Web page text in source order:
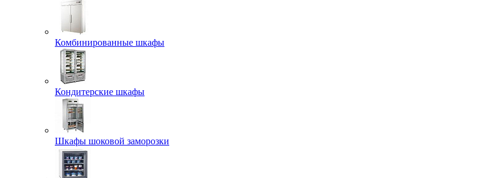
Комбинированные шкафы
Кондитерские шкафы
Шкафы шоковой заморозки